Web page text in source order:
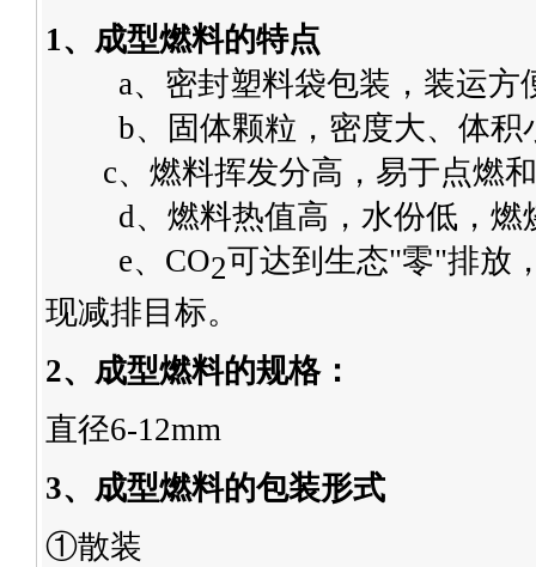
1、成型燃料的特点
a、密封塑料袋包装，装运方
b、固体颗粒，密度大、体积
c、燃料挥发分高，易于点燃
d、燃料热值高，水份低，燃
e、CO2可达到生态"零"排放
现减排目标。
2、成型燃料的规格：
直径6-12mm
3、成型燃料的包装形式
①散装